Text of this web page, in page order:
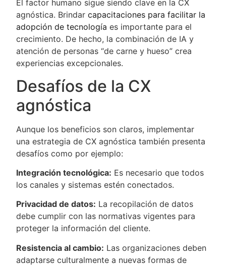
El factor humano sigue siendo clave en la CX
agnóstica. Brindar capacitaciones para facilitar la
adopción de tecnología es importante para el
crecimiento. De hecho, la combinación de IA y
atención de personas “de carne y hueso” crea
experiencias excepcionales.
Desafíos de la CX
agnóstica
Aunque los beneficios son claros, implementar
una estrategia de CX agnóstica también presenta
desafíos como por ejemplo:
Integración tecnológica: Es necesario que todos
los canales y sistemas estén conectados.
Privacidad de datos: La recopilación de datos
debe cumplir con las normativas vigentes para
proteger la información del cliente.
Resistencia al cambio: Las organizaciones deben
adaptarse culturalmente a nuevas formas de